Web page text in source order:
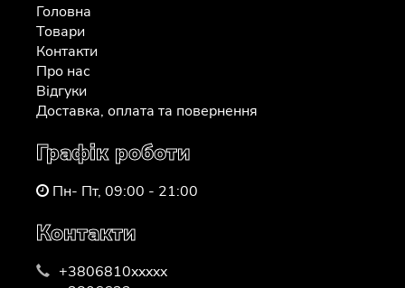
Головна
Товари
Контакти
Про нас
Відгуки
Доставка, оплата та повернення
Графік роботи
Пн- Пт, 09:00 - 21:00
Контакти
+3806810xxxxx